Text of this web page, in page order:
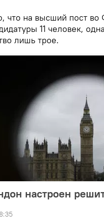
что на высший пост во
11 человек,
лишь трое.
настроен